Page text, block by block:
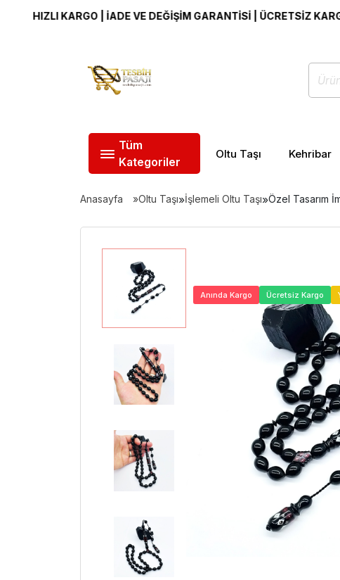
KARGO | İADE VE DEĞİŞİM GARANTİSİ | ÜCRETSİZ KARGO
Tüm
Kategoriler
Oltu Taşı Kehribar
Anasayfa Oltu Taşı»İşlemeli Oltu Taşı»Özel Tasarım
Anında Kargo Ücretsiz Kargo